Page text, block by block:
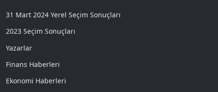
31 Mart 2024 Yerel Seçim Sonuçları
2023 Seçim Sonuçları
Yazarlar
Finans Haberleri
Ekonomi Haberleri